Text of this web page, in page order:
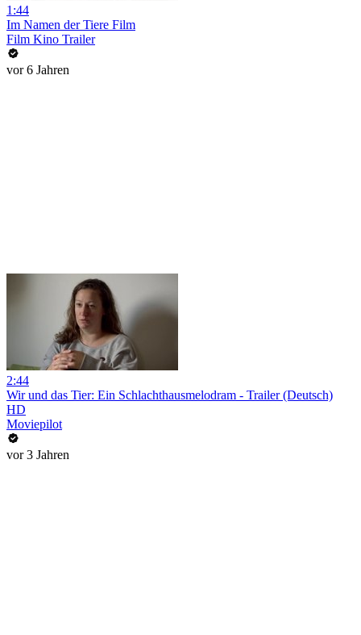
1:44
Im Namen der Tiere Film
Film Kino Trailer
vor 6 Jahren
2:44
Wir und das Tier: Ein Schlachthausmelodram - Trailer (Deutsch)
HD
Moviepilot
vor 3 Jahren